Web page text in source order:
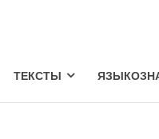
ТЕКСТЫ